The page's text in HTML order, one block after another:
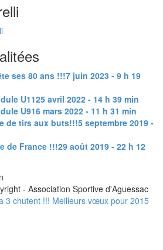
ses 80 ans !!!7 juin 2023 - 9 h 19
U1125 avril 2022 - 14 h 39 min
U916 mars 2022 - 11 h 31 min
de tirs aux buts!!!5 septembre 2019 -
de France !!!29 août 2019 - 22 h 12
- Association Sportive d'Aguessac
3 chutent !!! Meilleurs vœux pour 2015